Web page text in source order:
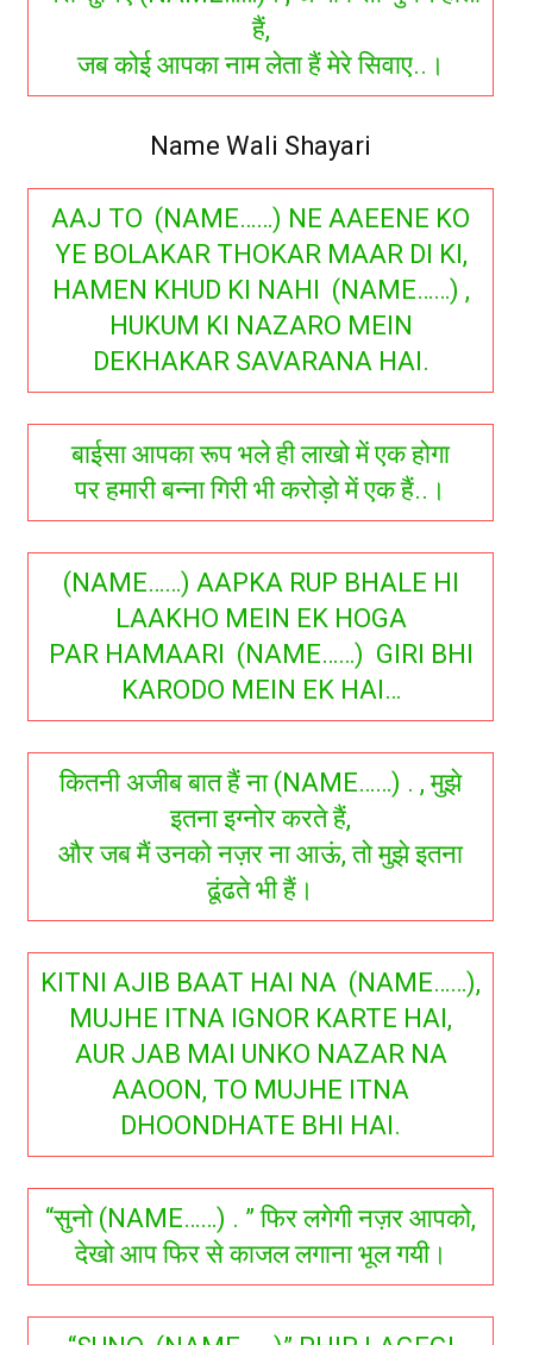
हैं,
जब कोई आपका नाम लेता हैं मेरे सिवाए..।
Name Wali Shayari
AAJ TO (NAME……) NE AAEENE KO
YE BOLAKAR THOKAR MAAR DI KI,
HAMEN KHUD KI NAHI (NAME……) ,
HUKUM KI NAZARO MEIN
DEKHAKAR SAVARANA HAI.
बाईसा आपका रूप भले ही लाखो में एक होगा
पर हमारी बन्ना गिरी भी करोड़ो में एक हैं..।
(NAME……) AAPKA RUP BHALE HI
LAAKHO MEIN EK HOGA
PAR HAMAARI (NAME……) GIRI BHI
KARODO MEIN EK HAI…
कितनी अजीब बात हैं ना (NAME……) . , मुझे
इतना इग्नोर करते हैं,
और जब मैं उनको नज़र ना आऊं, तो मुझे इतना
ढूंढते भी हैं।
KITNI AJIB BAAT HAI NA (NAME……),
MUJHE ITNA IGNOR KARTE HAI,
AUR JAB MAI UNKO NAZAR NA
AAOON, TO MUJHE ITNA
DHOONDHATE BHI HAI.
“सुनो (NAME……) . ” फिर लगेगी नज़र आपको,
देखो आप फिर से काजल लगाना भूल गयी।